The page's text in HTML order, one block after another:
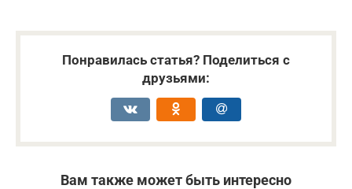
Понравилась статья? Поделиться с
друзьями:
Вам также может быть интересно